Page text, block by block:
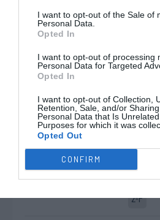
I want to opt-out of the Sale of
Personal Data.
Opted In
I want to opt-out of processing
Personal Data for Targeted
Opted In
I want to opt-out of Collection,
Retention, Sale, and/or
Personal Data that Is
Purposes for which it was
Opted Out
CONFIRM
(livre direto)
2ªP
2ªP
15'
2ªP